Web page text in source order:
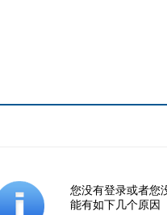
您没有登录或者您
能有如下几个原因